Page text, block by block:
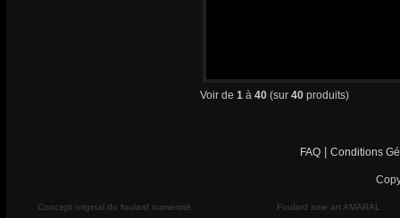
Voir de 1 à 40 (sur 40 produits)
FAQ Conditions
Concept original du foulard numéroté
Foulard soie art AMARAL